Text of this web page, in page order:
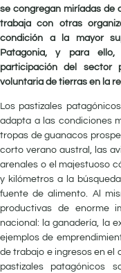
se congregan miríadas de
trabaja con otras
condición a la mayor
Patagonia, y para
participación del sector
voluntaria de tierras en la
Los pastizales
adapta a las condiciones
tropas de guanacos
corto verano austral, las
arenales o el majestuoso
y kilómetros a la
fuente de alimento. Al
productivas de enorme
nacional: la ganadería, la
ejemplos de
de trabajo e ingresos en el
pastizales patagónicos